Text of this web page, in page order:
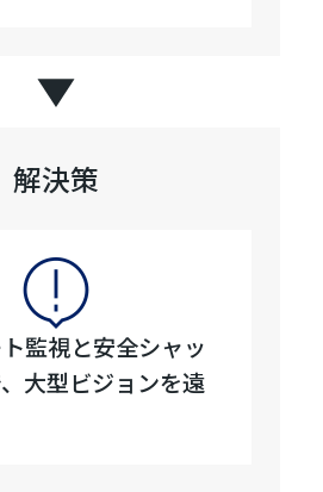
解決策
監視と安全シャッ
大型ビジョンを遠